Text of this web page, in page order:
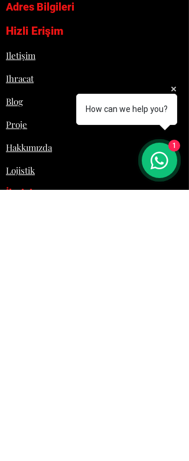
Adres Bilgileri
Hizli Erişim
Iletişim
Ihracat
Blog
Proje
Hakkımızda
Lojistik
İletişim
How can we help you?
1